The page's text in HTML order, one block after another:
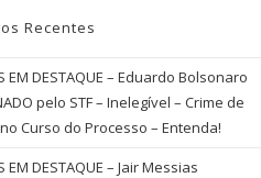
Recentes
EM DESTAQUE – Eduardo Bolsonaro
pelo STF – Inelegível – Crime de
Curso do Processo – Entenda!
EM DESTAQUE – Jair Messias